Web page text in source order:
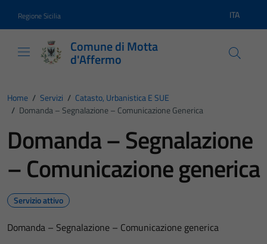
Regione Sicilia Lingua
ITA
Comune di Motta
d'Affermo
Home / Servizi / Catasto, Urbanistica E SUE
/ Domanda – Segnalazione – Comunicazione Generica
Domanda – Segnalazione
– Comunicazione generica
Servizio attivo
Domanda – Segnalazione – Comunicazione generica